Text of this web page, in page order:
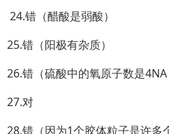
24.错（醋酸是弱酸）
25.错（阳极有杂质）
26.错（硫酸中的氧原子数是4NA
27.对
28.错（因为1个胶体粒子是许多